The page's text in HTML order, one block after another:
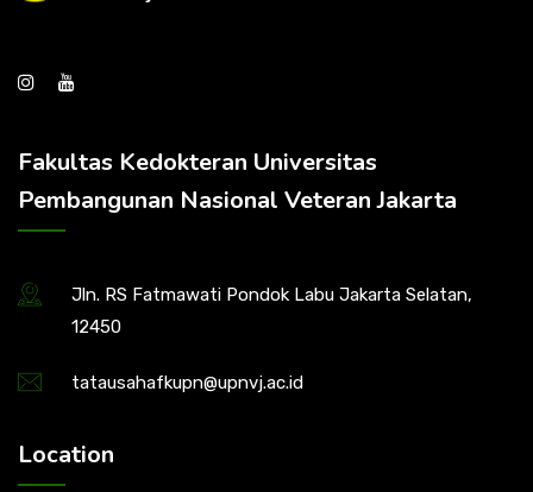
Fakultas Kedokteran Universitas
Pembangunan Nasional Veteran Jakarta
Jln. RS Fatmawati Pondok Labu Jakarta Selatan,
12450
tatausahafkupn@upnvj.ac.id
Location